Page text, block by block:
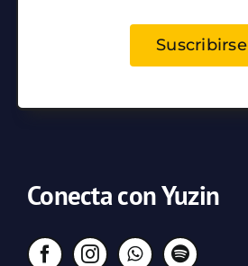
Suscribirse
Conecta con Yuzin